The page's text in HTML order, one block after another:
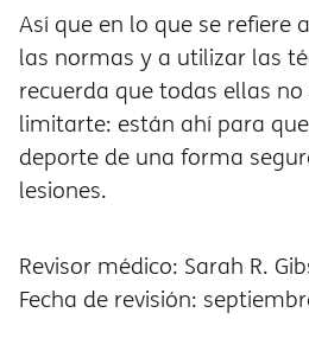
Así que en lo que se refiere
las normas y a utilizar las
recuerda que todas ellas
limitarte: están ahí para
deporte de una forma
lesiones.
Revisor médico: Sarah R.
Fecha de revisión: